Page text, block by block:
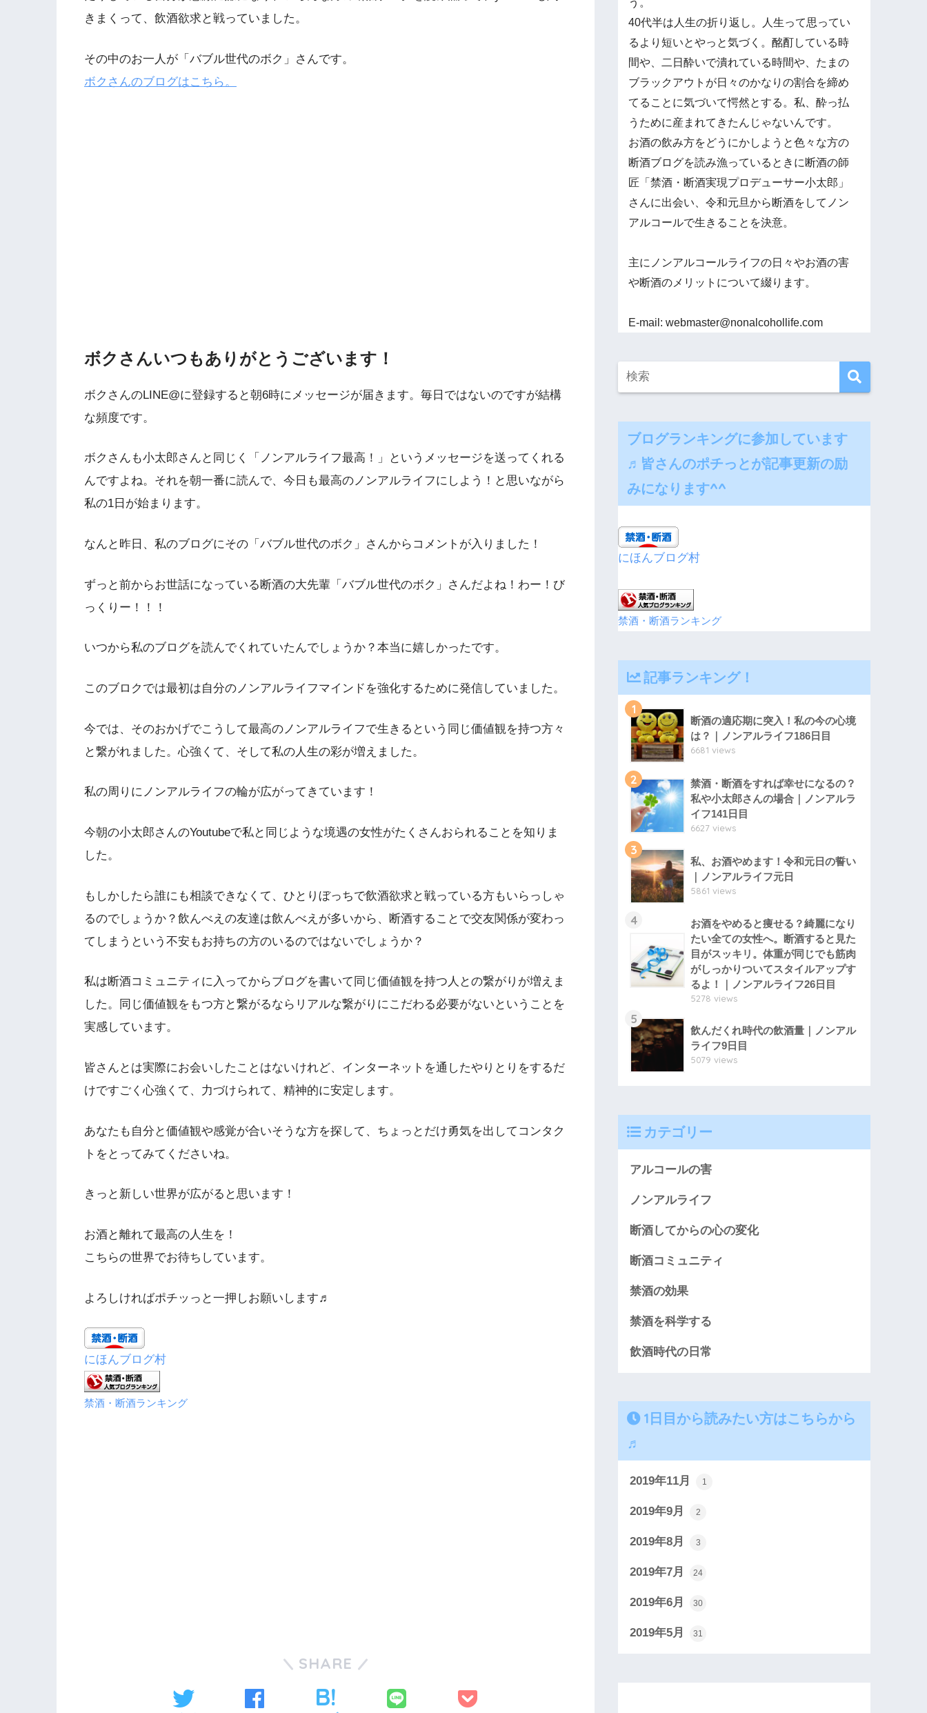
きまくって、飲酒欲求と戦っていました。
その中のお一人が「バブル世代のボク」さんです。
ボクさんのブログはこちら。
ボクさんいつもありがとうございます！
ボクさんのLINE@に登録すると朝6時にメッセージが届きます。毎日ではないのですが結構
な頻度です。
ボクさんも小太郎さんと同じく「ノンアルライフ最高！」というメッセージを送ってくれる
んですよね。それを朝一番に読んで、今日も最高のノンアルライフにしよう！と思いながら
私の1日が始まります。
なんと昨日、私のブログにその「バブル世代のボク」さんからコメントが入りました！
ずっと前からお世話になっている断酒の大先輩「バブル世代のボク」さんだよね！わー！び
っくりー！！！
いつから私のブログを読んでくれていたんでしょうか？本当に嬉しかったです。
このブロクでは最初は自分のノンアルライフマインドを強化するために発信していました。
今では、そのおかげでこうして最高のノンアルライフで生きるという同じ価値観を持つ方々
と繋がれました。心強くて、そして私の人生の彩が増えました。
私の周りにノンアルライフの輪が広がってきています！
今朝の小太郎さんのYoutubeで私と同じような境遇の女性がたくさんおられることを知りま
した。
もしかしたら誰にも相談できなくて、ひとりぼっちで飲酒欲求と戦っている方もいらっしゃ
るのでしょうか？飲んべえの友達は飲んべえが多いから、断酒することで交友関係が変わっ
てしまうという不安もお持ちの方のいるのではないでしょうか？
私は断酒コミュニティに入ってからブログを書いて同じ価値観を持つ人との繋がりが増えま
した。同じ価値観をもつ方と繋がるならリアルな繋がりにこだわる必要がないということを
実感しています。
皆さんとは実際にお会いしたことはないけれど、インターネットを通したやりとりをするだ
けですごく心強くて、力づけられて、精神的に安定します。
あなたも自分と価値観や感覚が合いそうな方を探して、ちょっとだけ勇気を出してコンタク
トをとってみてくださいね。
きっと新しい世界が広がると思います！
お酒と離れて最高の人生を！
こちらの世界でお待ちしています。
よろしければポチッっと一押しお願いします♬
にほんブログ村
禁酒・断酒ランキング
SHARE
40代半は人生の折り返し。人生って思ってい
るより短いとやっと気づく。酩酊している時
間や、二日酔いで潰れている時間や、たまの
ブラックアウトが日々のかなりの割合を締め
てることに気づいて愕然とする。私、酔っ払
うために産まれてきたんじゃないんです。
お酒の飲み方をどうにかしようと色々な方の
断酒ブログを読み漁っているときに断酒の師
匠「禁酒・断酒実現プロデューサー小太郎」
さんに出会い、令和元旦から断酒をしてノン
アルコールで生きることを決意。
主にノンアルコールライフの日々やお酒の害
や断酒のメリットについて綴ります。
E-mail: webmaster@nonalcohollife.com
ブログランキングに参加しています
♬皆さんのポチっとが記事更新の励
みになります^^
にほんブログ村
禁酒・断酒ランキング
記事ランキング！
1
断酒の適応期に突入！私の今の心境
は？｜ノンアルライフ186日目
6681 views
2
禁酒・断酒をすれば幸せになるの？
私や小太郎さんの場合｜ノンアルラ
イフ141日目
6627 views
3
私、お酒やめます！令和元日の誓い
｜ノンアルライフ元日
5861 views
4
お酒をやめると痩せる？綺麗になり
たい全ての女性へ。断酒すると見た
目がスッキリ。体重が同じでも筋肉
がしっかりついてスタイルアップす
るよ！｜ノンアルライフ26日目
5278 views
5
飲んだくれ時代の飲酒量｜ノンアル
ライフ9日目
5079 views
カテゴリー
アルコールの害
ノンアルライフ
断酒してからの心の変化
断酒コミュニティ
禁酒の効果
禁酒を科学する
飲酒時代の日常
1日目から読みたい方はこちらから
♬
2019年11月 1
2019年9月 2
2019年8月 3
2019年7月 24
2019年6月 30
2019年5月 31